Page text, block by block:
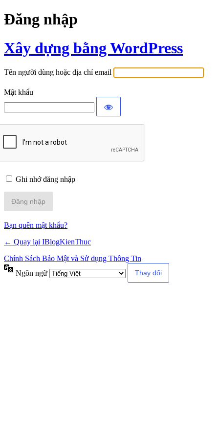
Đăng nhập
Xây dựng bằng WordPress
Tên người dùng hoặc địa chỉ email
Mật khẩu
Ghi nhớ đăng nhập
Alternative:
Bạn quên mật khẩu?
← Quay lại IBlogKienThuc
Chính Sách Bảo Mật và Sử dụng Thông Tin
Ngôn ngữ